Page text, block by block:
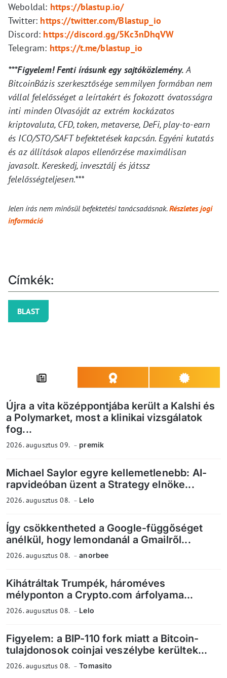
Weboldal: https://blastup.io/
Twitter: https://twitter.com/Blastup_io
Discord: https://discord.gg/5Kc3nDhqVW
Telegram: https://t.me/blastup_io
***Figyelem! Fenti írásunk egy sajtóközlemény.A
BitcoinBázis szerkesztősége semmilyen formában nem
vállal felelősséget a leírtakért és fokozott óvatosságra
inti minden Olvasóját az extrém kockázatos
kriptovaluta, CFD, token, metaverse, DeFi, play-to-earn
és ICO/STO/SAFT befektetések kapcsán. Egyéni kutatás
és az állítások alapos ellenőrzése maximálisan
javasolt. Kereskedj, invesztálj és játssz
felelősségteljesen.***
Jelen írás nem minősül befektetési tanácsadásnak.Részletes jogi
információ
Címkék:
BLAST
Újra a vita középpontjába került a Kalshi és
a Polymarket, most a klinikai vizsgálatok
fog...
2026. augusztus 09. premik
Michael Saylor egyre kellemetlenebb: AI-
rapvideóban üzent a Strategy elnöke...
2026. augusztus 08. Lelo
Így csökkentheted a Google-függőséget
anélkül, hogy lemondanál a Gmailről...
2026. augusztus 08. anorbee
Kihátráltak Trumpék, hároméves
mélyponton a Crypto.com árfolyama...
2026. augusztus 08. Lelo
Figyelem: a BIP-110 fork miatt a Bitcoin-
tulajdonosok coinjai veszélybe kerültek...
2026. augusztus 08. Tomasito